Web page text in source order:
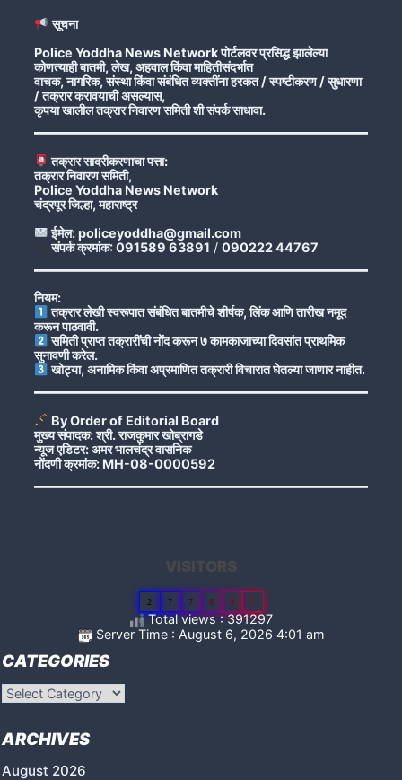
सूचना
Police Yoddha News Network पोर्टलवर प्रसिद्ध झालेल्या
कोणत्याही बातमी, लेख, अहवाल किंवा माहितीसंदर्भात
वाचक, नागरिक, संस्था किंवा संबंधित व्यक्तींना हरकत / स्पष्टीकरण / सुधारणा
/ तक्रार करावयाची असल्यास,
कृपया खालील तक्रार निवारण समिती शी संपर्क साधावा.
तक्रार सादरीकरणाचा पत्ता:
तक्रार निवारण समिती,
Police Yoddha News Network
चंद्रपूर जिल्हा, महाराष्ट्र
ईमेल: policeyoddha@gmail.com
संपर्क क्रमांक: 091589 63891 / 090222 44767
नियम:
तक्रार लेखी स्वरूपात संबंधित बातमीचे शीर्षक, लिंक आणि तारीख नमूद
करून पाठवावी.
समिती प्राप्त तक्रारींची नोंद करून ७ कामकाजाच्या दिवसांत प्राथमिक
सुनावणी करेल.
खोट्या, अनामिक किंवा अप्रमाणित तक्रारी विचारात घेतल्या जाणार नाहीत.
By Order of Editorial Board
मुख्य संपादक: श्री. राजकुमार खोब्रागडे
न्यूज एडिटर: अमर भालचंद्र वासनिक
नोंदणी क्रमांक: MH-08-0000592
VISITORS
2 7 7 8 4 7
Total views : 391297
Server Time : August 6, 2026 4:01 am
CATEGORIES
Categories
ARCHIVES
August 2026